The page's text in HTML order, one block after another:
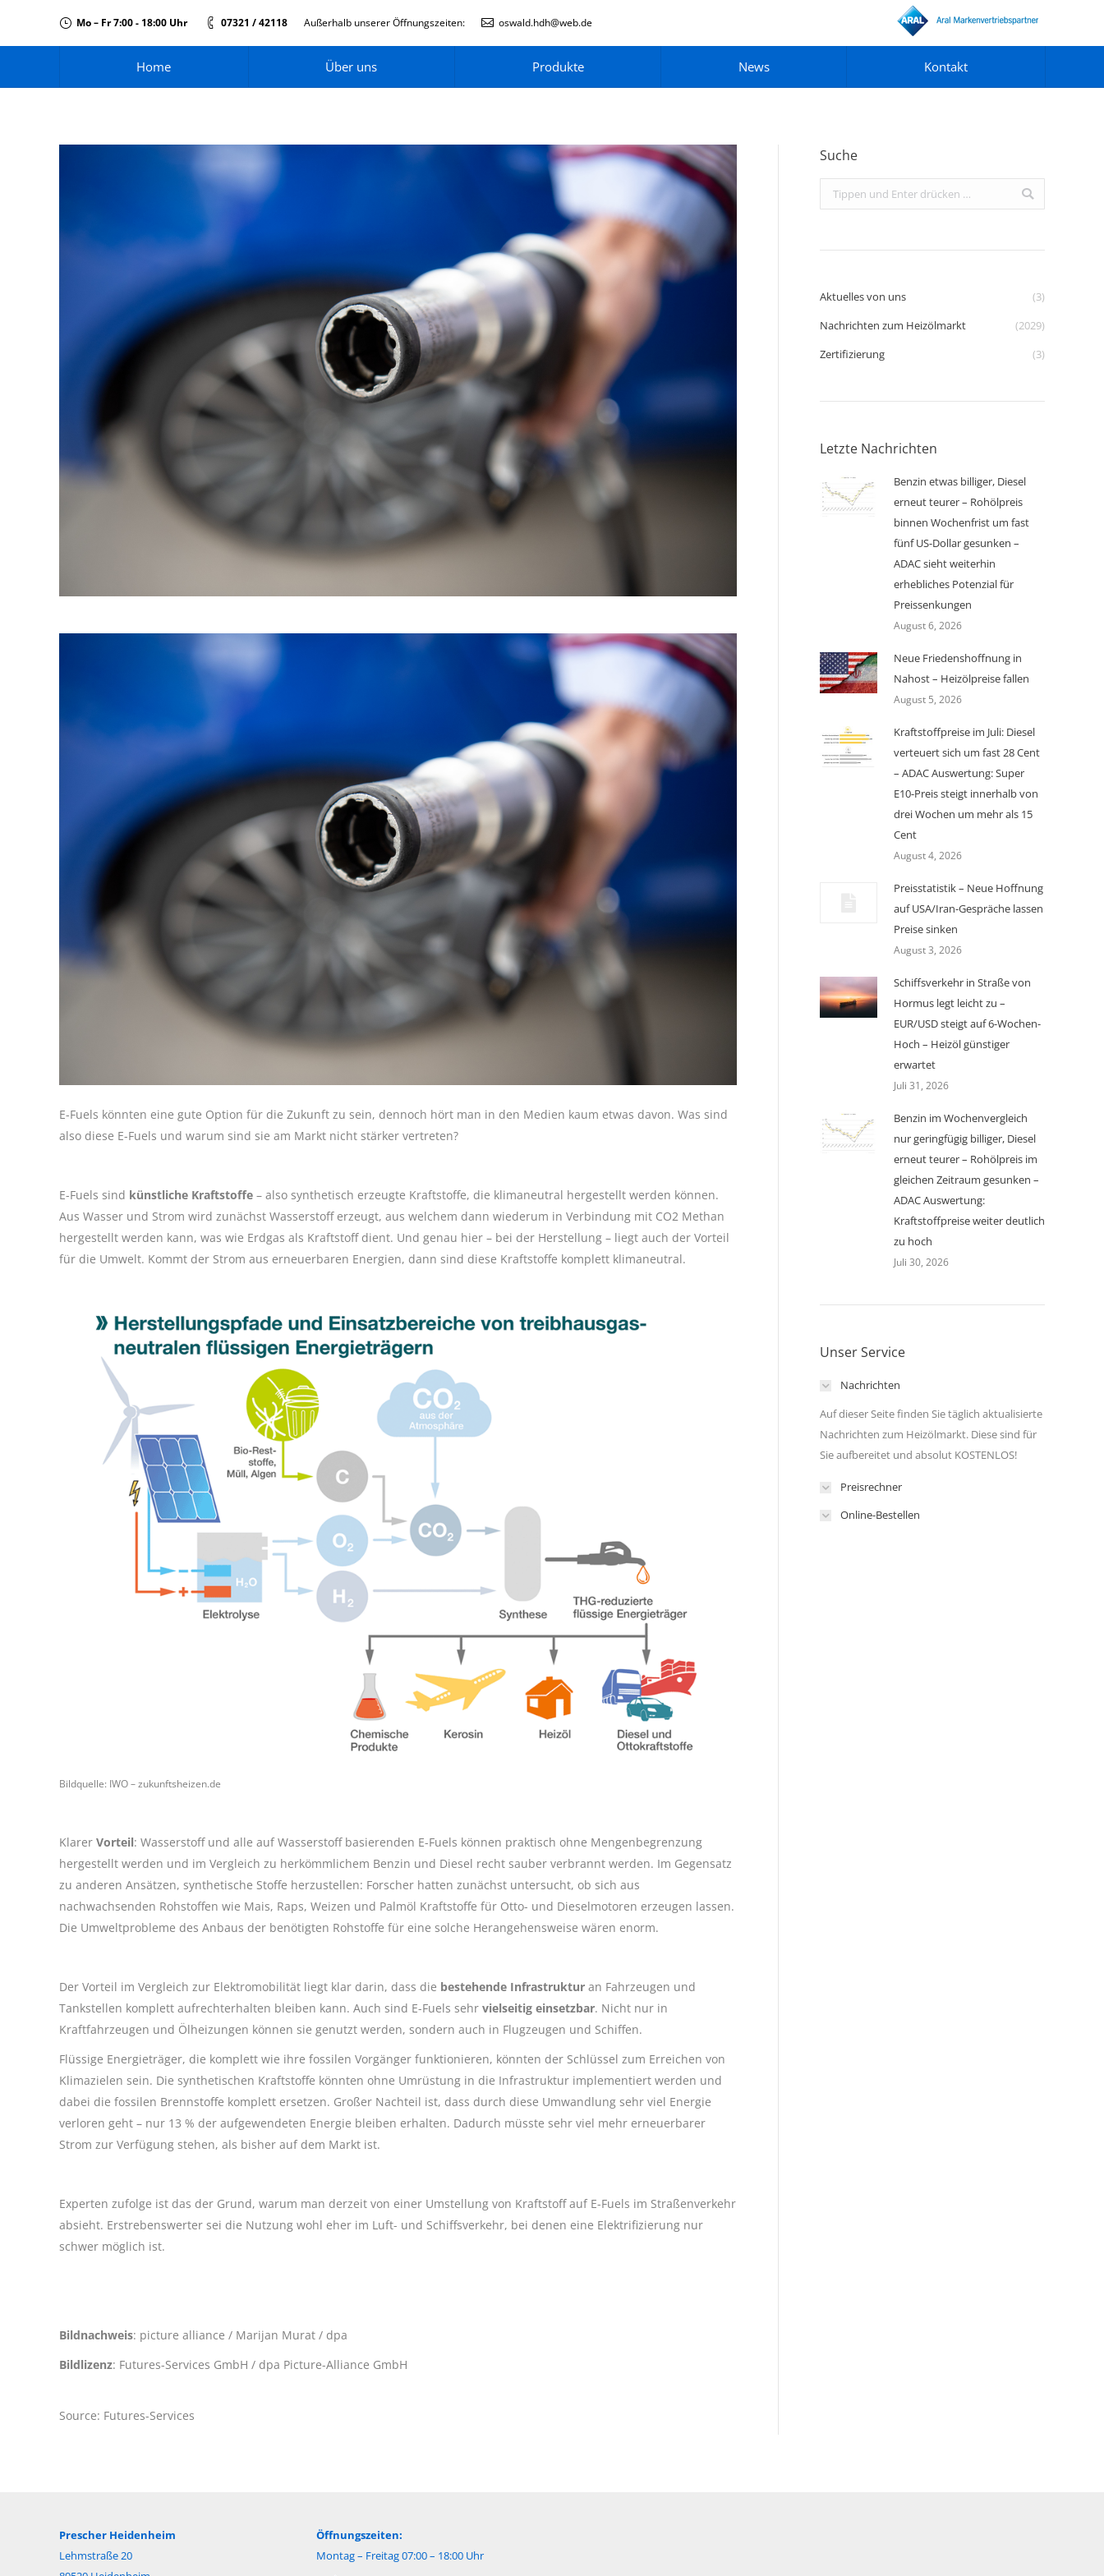
Mo – Fr 7:00 - 18:00 Uhr 07321 / 42118 Außerhalb unserer Öffnungszeiten: oswald.hdh@web.de
Home Über uns Produkte News Kontakt
E-Fuels könnten eine gute Option für die Zukunft zu sein, dennoch hört man in den Medien kaum etwas davon. Was sind
also diese E-Fuels und warum sind sie am Markt nicht stärker vertreten?
E-Fuels sind künstliche Kraftstoffe – also synthetisch erzeugte Kraftstoffe, die klimaneutral hergestellt werden können.
Aus Wasser und Strom wird zunächst Wasserstoff erzeugt, aus welchem dann wiederum in Verbindung mit CO2 Methan
hergestellt werden kann, was wie Erdgas als Kraftstoff dient. Und genau hier – bei der Herstellung – liegt auch der Vorteil
für die Umwelt. Kommt der Strom aus erneuerbaren Energien, dann sind diese Kraftstoffe komplett klimaneutral.
Bildquelle: IWO – zukunftsheizen.de
Klarer Vorteil: Wasserstoff und alle auf Wasserstoff basierenden E-Fuels können praktisch ohne Mengenbegrenzung
hergestellt werden und im Vergleich zu herkömmlichem Benzin und Diesel recht sauber verbrannt werden. Im Gegensatz
zu anderen Ansätzen, synthetische Stoffe herzustellen: Forscher hatten zunächst untersucht, ob sich aus
nachwachsenden Rohstoffen wie Mais, Raps, Weizen und Palmöl Kraftstoffe für Otto- und Dieselmotoren erzeugen lassen.
Die Umweltprobleme des Anbaus der benötigten Rohstoffe für eine solche Herangehensweise wären enorm.
Der Vorteil im Vergleich zur Elektromobilität liegt klar darin, dass die bestehende Infrastruktur an Fahrzeugen und
Tankstellen komplett aufrechterhalten bleiben kann. Auch sind E-Fuels sehr vielseitig einsetzbar. Nicht nur in
Kraftfahrzeugen und Ölheizungen können sie genutzt werden, sondern auch in Flugzeugen und Schiffen.
Flüssige Energieträger, die komplett wie ihre fossilen Vorgänger funktionieren, könnten der Schlüssel zum Erreichen von
Klimazielen sein. Die synthetischen Kraftstoffe könnten ohne Umrüstung in die Infrastruktur implementiert werden und
dabei die fossilen Brennstoffe komplett ersetzen. Großer Nachteil ist, dass durch diese Umwandlung sehr viel Energie
verloren geht – nur 13 % der aufgewendeten Energie bleiben erhalten. Dadurch müsste sehr viel mehr erneuerbarer
Strom zur Verfügung stehen, als bisher auf dem Markt ist.
Experten zufolge ist das der Grund, warum man derzeit von einer Umstellung von Kraftstoff auf E-Fuels im Straßenverkehr
absieht. Erstrebenswerter sei die Nutzung wohl eher im Luft- und Schiffsverkehr, bei denen eine Elektrifizierung nur
schwer möglich ist.
Bildnachweis: picture alliance / Marijan Murat / dpa
Bildlizenz: Futures-Services GmbH / dpa Picture-Alliance GmbH
Source: Futures-Services
Suche
Search:
Aktuelles von uns
(3)
Nachrichten zum Heizölmarkt
(2029)
Zertifizierung
(3)
Letzte Nachrichten
Benzin etwas billiger, Diesel
erneut teurer – Rohölpreis
binnen Wochenfrist um fast
fünf US-Dollar gesunken –
ADAC sieht weiterhin
erhebliches Potenzial für
Preissenkungen
August 6, 2026
Neue Friedenshoffnung in
Nahost – Heizölpreise fallen
August 5, 2026
Kraftstoffpreise im Juli: Diesel
verteuert sich um fast 28 Cent
– ADAC Auswertung: Super
E10-Preis steigt innerhalb von
drei Wochen um mehr als 15
Cent
August 4, 2026
Preisstatistik – Neue Hoffnung
auf USA/Iran-Gespräche lassen
Preise sinken
August 3, 2026
Schiffsverkehr in Straße von
Hormus legt leicht zu –
EUR/USD steigt auf 6-Wochen-
Hoch – Heizöl günstiger
erwartet
Juli 31, 2026
Benzin im Wochenvergleich
nur geringfügig billiger, Diesel
erneut teurer – Rohölpreis im
gleichen Zeitraum gesunken –
ADAC Auswertung:
Kraftstoffpreise weiter deutlich
zu hoch
Juli 30, 2026
Unser Service
Nachrichten
Auf dieser Seite finden Sie täglich aktualisierte
Nachrichten zum Heizölmarkt. Diese sind für
Sie aufbereitet und absolut KOSTENLOS!
Preisrechner
Online-Bestellen
Prescher Heidenheim
Lehmstraße 20
Öffnungszeiten:
Montag – Freitag 07:00 – 18:00 Uhr